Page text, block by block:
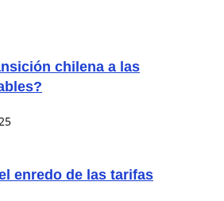
chilena a las
enredo de las tarifas